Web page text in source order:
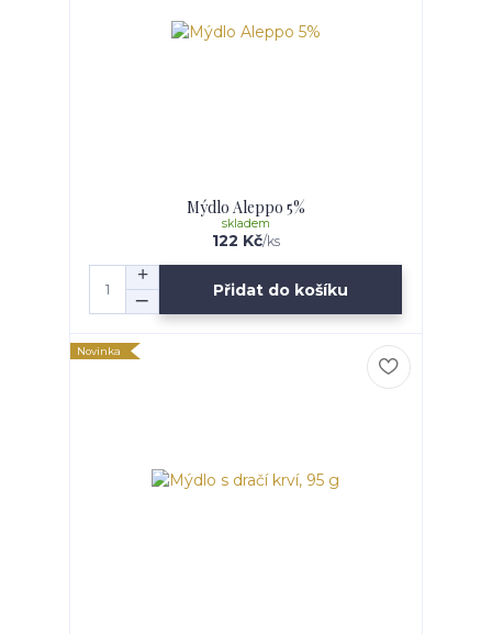
Mýdlo Aleppo 5%
122 Kč/ks
skladem
Přidat do košíku
Novinka